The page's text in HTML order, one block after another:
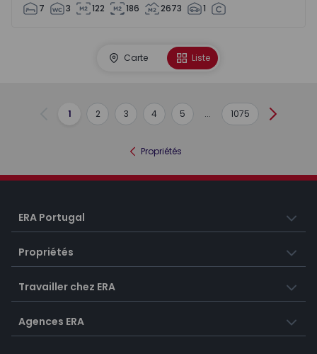
7 3 122 186 2673 1
Carte Liste
Précédent
1 2 3 4 5 ... 1075 Suivant
Propriétés
ERA Portugal
Propriétés
Travailler chez ERA
Agences ERA